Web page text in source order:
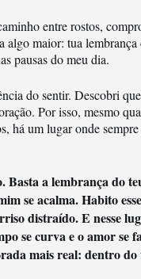
entre rostos,
maior: tua
pausas do meu dia.
do sentir. Descobri
Por isso, mesmo
há um lugar onde
Basta a lembrança do
se acalma. Habito
distraído. E nesse
se curva e o amor se
mais real: dentro